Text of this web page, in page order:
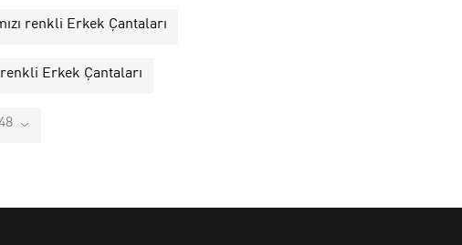
renkli Erkek Çantaları
Erkek Çantaları